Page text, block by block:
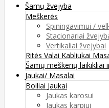
Šamų žvejyba
Meškerės
Spiningavimui /
Stacionariai
Vertikaliai žvejybai
Ritės Valai Kabliukai
Šamų meškerių laikikliai
Jaukai/ Masalai
Boiliai Jaukai
Jaukas karosui
Jaukas karpiui